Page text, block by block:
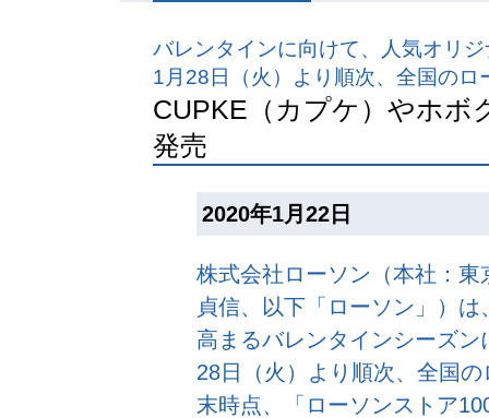
バレンタインに向けて、人気オリ
1月28日（火）より順次、全国のロ
CUPKE（カプケ）やホボ
発売
2020年1月22日
株式会社ローソン（本社：
貞信、以下「ローソン」）
高まるバレンタインシーズ
28日（火）より順次、全国
末時点、「ローソンストア